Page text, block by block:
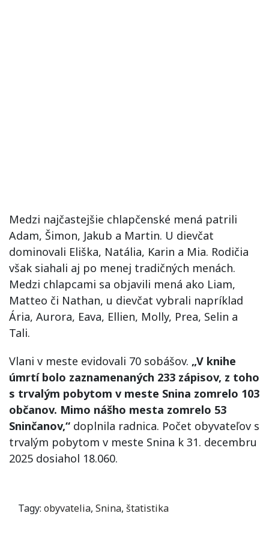
Medzi najčastejšie chlapčenské mená patrili
Adam, Šimon, Jakub a Martin. U dievčat
dominovali Eliška, Natália, Karin a Mia. Rodičia
však siahali aj po menej tradičných menách.
Medzi chlapcami sa objavili mená ako Liam,
Matteo či Nathan, u dievčat vybrali napríklad
Ária, Aurora, Eava, Ellien, Molly, Prea, Selin a
Tali.
Vlani v meste evidovali 70 sobášov. „V knihe
úmrtí bolo zaznamenaných 233 zápisov, z toho
s trvalým pobytom v meste Snina zomrelo 103
občanov. Mimo nášho mesta zomrelo 53
Sninčanov,“ doplnila radnica. Počet obyvateľov s
trvalým pobytom v meste Snina k 31. decembru
2025 dosiahol 18.060.
Tagy: obyvatelia, Snina, štatistika